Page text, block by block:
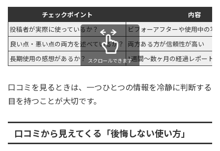
チェックポイント
内容
投稿者が実際に使っているか？
ビフォーアフターや使用中の写
良い点・悪い点の両方を述べているか？
両方ある方が信頼性が高い
長期使用の感想があるか？
1週間〜数ヶ月の経過レポート
スクロールできます
口コミを見るときは、一つひとつの情報を冷静に判断する
目を持つことが大切です。
口コミから見えてくる「後悔しない使い方」